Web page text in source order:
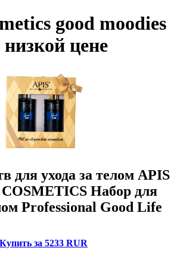
good moodies
низкой цене
для ухода за телом APIS
Набор для
Professional Good Life
Купить за 5233 RUR